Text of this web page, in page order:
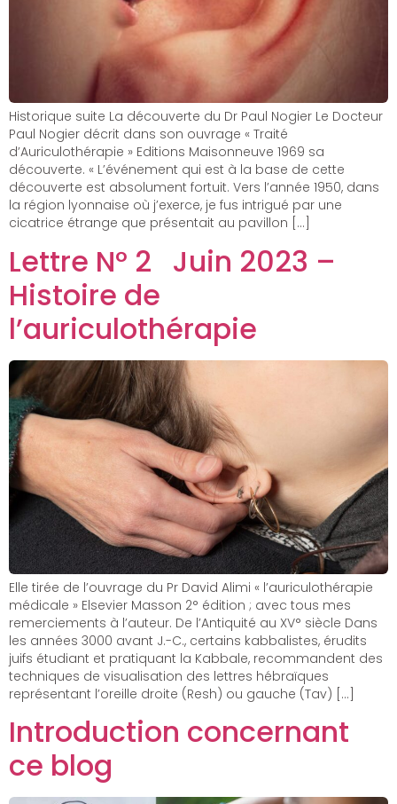
Historique suite La découverte du Dr Paul Nogier Le Docteur
Paul Nogier décrit dans son ouvrage « Traité
d’Auriculothérapie » Editions Maisonneuve 1969 sa
découverte. « L’événement qui est à la base de cette
découverte est absolument fortuit. Vers l’année 1950, dans
la région lyonnaise où j’exerce, je fus intrigué par une
cicatrice étrange que présentait au pavillon […]
Lettre N° 2 Juin 2023 –
Histoire de
l’auriculothérapie
Elle tirée de l’ouvrage du Pr David Alimi « l’auriculothérapie
médicale » Elsevier Masson 2° édition ; avec tous mes
remerciements à l’auteur. De l’Antiquité au XV° siècle Dans
les années 3000 avant J.-C., certains kabbalistes, érudits
juifs étudiant et pratiquant la Kabbale, recommandent des
techniques de visualisation des lettres hébraïques
représentant l’oreille droite (Resh) ou gauche (Tav) […]
Introduction concernant
ce blog